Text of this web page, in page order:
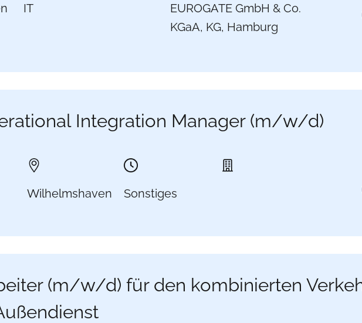
IT
EUROGATE GmbH & Co.
KGaA, KG, Hamburg
Integration Manager (m/w/d)
Wilhelmshaven Sonstiges
(m/w/d) für den kombinierten